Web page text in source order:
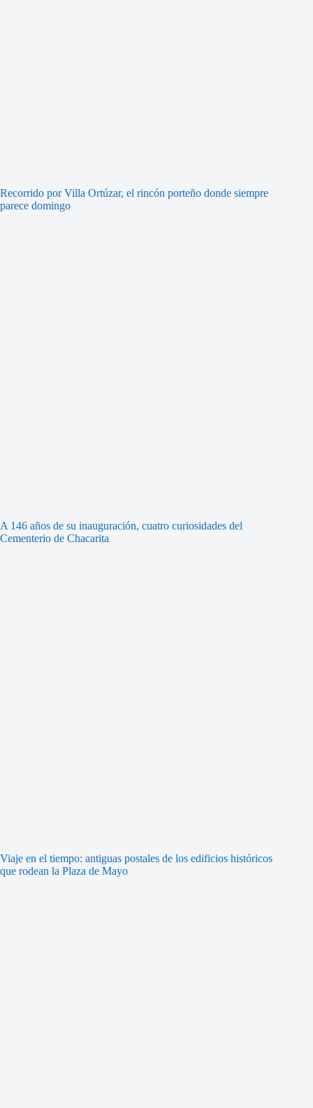
Recorrido por Villa Ortúzar, el rincón porteño donde siempre
parece domingo
A 146 años de su inauguración, cuatro curiosidades del
Cementerio de Chacarita
Viaje en el tiempo: antiguas postales de los edificios históricos
que rodean la Plaza de Mayo